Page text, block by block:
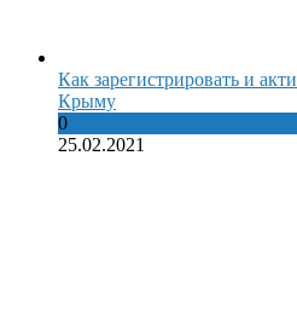
Как зарегистрировать и
Крыму
0
25.02.2021